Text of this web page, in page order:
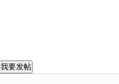
我要发帖